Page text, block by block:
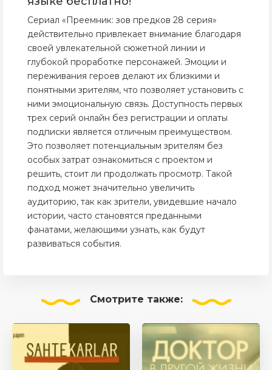
Сериал «Преемник: зов предков 28 серия»
действительно привлекает внимание благодаря
своей увлекательной сюжетной линии и
глубокой проработке персонажей. Эмоции и
переживания героев делают их близкими и
понятными зрителям, что позволяет установить с
ними эмоциональную связь. Доступность первых
трех серий онлайн без регистрации и оплаты
подписки является отличным преимуществом.
Это позволяет потенциальным зрителям без
особых затрат ознакомиться с проектом и
решить, стоит ли продолжать просмотр. Такой
подход может значительно увеличить
аудиторию, так как зрители, увидевшие начало
истории, часто становятся преданными
фанатами, желающими узнать, как будут
развиваться события.
Смотрите также: